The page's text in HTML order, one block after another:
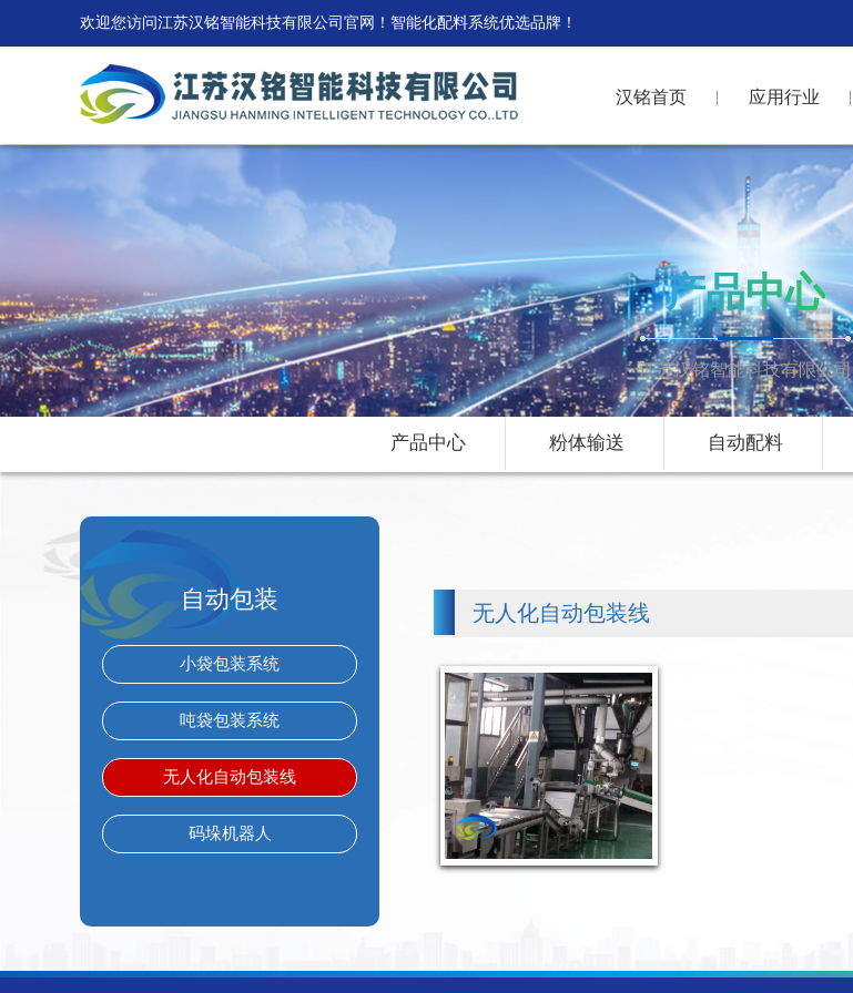
欢迎您访问江苏汉铭智能科技有限公司官网！智能化配料系统优选品牌！
汉铭首页 应用行业
产品中心
江苏汉铭智能科技有限公司
产品中心 粉体输送 自动配料
自动包装
小袋包装系统
吨袋包装系统
无人化自动包装线
码垛机器人
无人化自动包装线